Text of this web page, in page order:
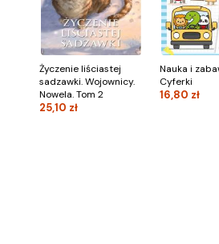
Życzenie liściastej
sadzawki. Wojownicy.
Nowela. Tom 2
25,10 zł
Nauka i
Cyferki
16,80 zł